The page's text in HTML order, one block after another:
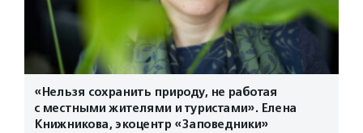
«Нельзя сохранить природу, не работая
с местными жителями и туристами». Елена
Книжникова, экоцентр «Заповедники»